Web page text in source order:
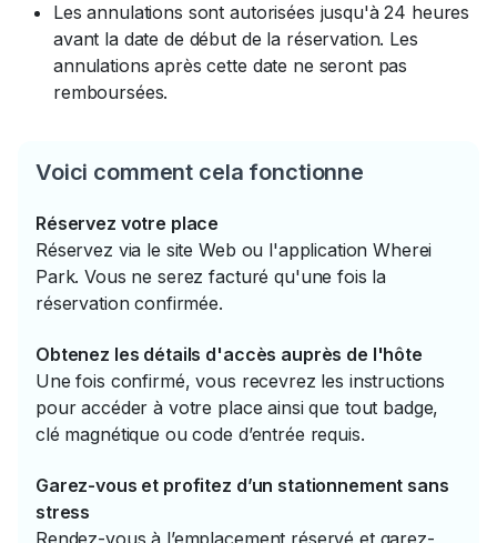
Les annulations sont autorisées jusqu'à 24 heures
avant la date de début de la réservation. Les
annulations après cette date ne seront pas
remboursées.
Voici comment cela fonctionne
Réservez votre place
Réservez via le site Web ou l'application Wherei
Park. Vous ne serez facturé qu'une fois la
réservation confirmée.
Obtenez les détails d'accès auprès de l'hôte
Une fois confirmé, vous recevrez les instructions
pour accéder à votre place ainsi que tout badge,
clé magnétique ou code d’entrée requis.
Garez-vous et profitez d’un stationnement sans
stress